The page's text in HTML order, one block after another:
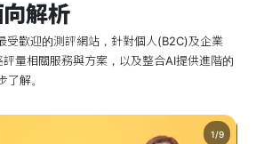
解析
受歡迎的測評網站，針對個人(B2C)及企業
量相關服務與方案，以及整合AI提供進階的
了解。